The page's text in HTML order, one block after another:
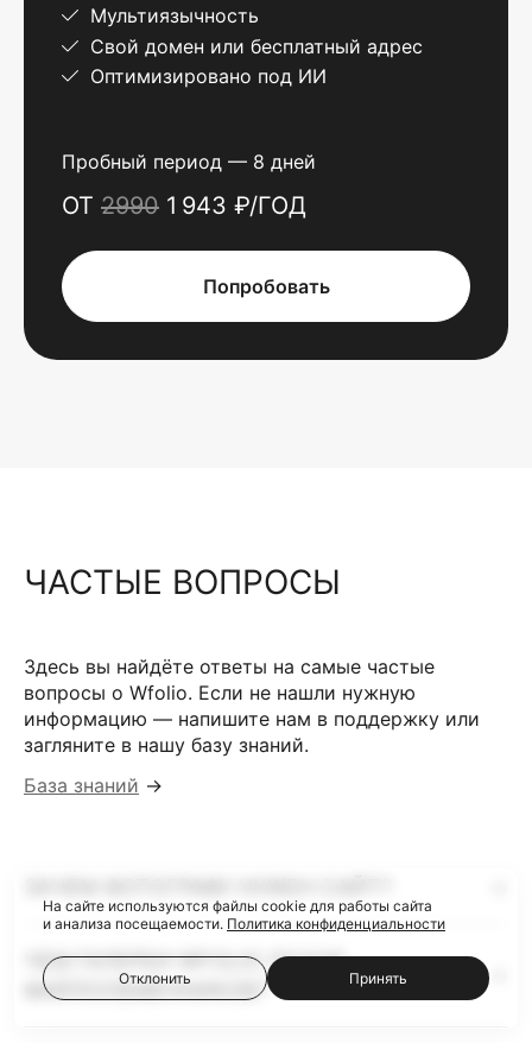
Мультиязычность
Свой домен или бесплатный адрес
Оптимизировано под ИИ
Пробный период — 8 дней
ОТ 2990 1 943 ₽/ГОД
Попробовать
ЧАСТЫЕ ВОПРОСЫ
Здесь вы найдёте ответы на самые частые
вопросы о Wfolio. Если не нашли нужную
информацию — напишите нам в поддержку или
загляните в нашу базу знаний.
База знаний →
ЧЕМ ГАЛЕРЕИ WFOLIO ЛУЧШЕ
ФАЙЛООБМЕННИКОВ?
На сайте используются файлы cookie для работы сайта
и анализа посещаемости. Политика конфиденциальности
Отклонить Принять